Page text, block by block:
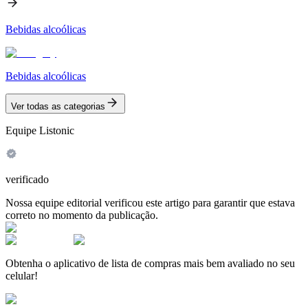
Bebidas alcoólicas
Bebidas alcoólicas
Ver todas as categorias
Equipe Listonic
verificado
Nossa equipe editorial verificou este artigo para garantir que estava
correto no momento da publicação.
Obtenha o aplicativo de lista de compras mais bem avaliado no seu
celular!